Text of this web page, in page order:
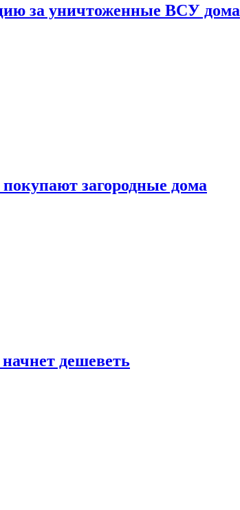
за уничтоженные ВСУ дома
загородные дома
дешеветь